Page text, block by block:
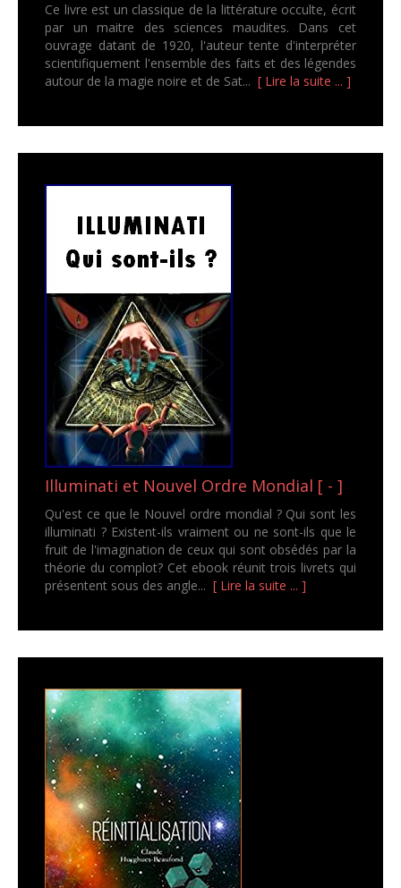
Ce livre est un classique de la littérature occulte, écrit
par un maitre des sciences maudites. Dans cet
ouvrage datant de 1920, l'auteur tente d'interpréter
scientifiquement l'ensemble des faits et des légendes
autour de la magie noire et de Sat... [ Lire la suite ... ]
Illuminati et Nouvel Ordre Mondial [ - ]
Qu'est ce que le Nouvel ordre mondial ? Qui sont les
illuminati ? Existent-ils vraiment ou ne sont-ils que le
fruit de l'imagination de ceux qui sont obsédés par la
théorie du complot? Cet ebook réunit trois livrets qui
présentent sous des angle... [ Lire la suite ... ]